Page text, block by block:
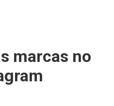
marcas no